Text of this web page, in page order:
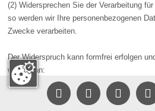
(2) Widersprechen Sie der Verarbeitung
so werden wir Ihre personenbezogenen
Zwecke verarbeiten.
Der Widerspruch kann formfrei erfolgen
werden an:
Gut Heckenhof Hotel & Golfresort an der
– Widerspruch Datenschutz –
   